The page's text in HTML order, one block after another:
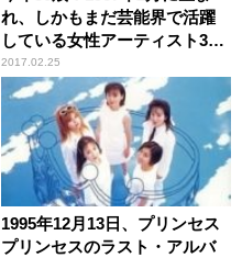
れ、しかもまだ芸能界で活躍
している女性アーティスト3人
【GO!GO!ドーナツ盤ハンタ
ー】
2017.02.25
1995年12月13日、プリンセス
プリンセスのラスト・アルバ